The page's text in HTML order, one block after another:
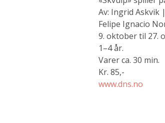
Av: Ingrid Askvik
Felipe Ignacio
9. oktober til 27.
1–4 år.
Varer ca. 30 min.
Kr. 85,-
www.dns.no